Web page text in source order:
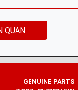
QUAN
GENUINE PARTS